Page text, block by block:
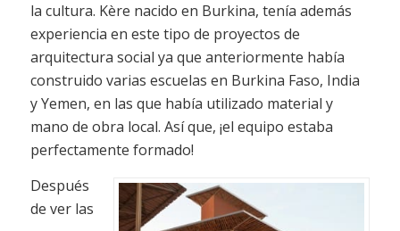
la cultura. Kère nacido en Burkina, tenía además
experiencia en este tipo de proyectos de
arquitectura social ya que anteriormente había
construido varias escuelas en Burkina Faso, India
y Yemen, en las que había utilizado material y
mano de obra local. Así que, ¡el equipo estaba
perfectamente formado!
Después
de ver las